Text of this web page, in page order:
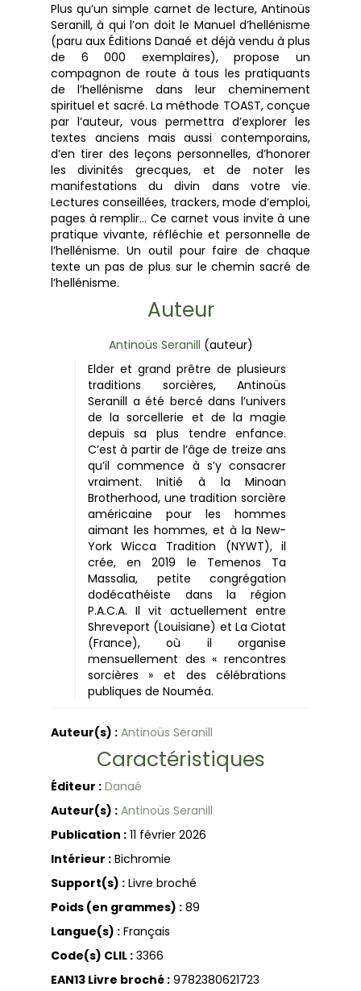
Plus qu’un simple carnet de lecture, Antinoüs
Seranill, à qui l’on doit le Manuel d’hellénisme
(paru aux Éditions Danaé et déjà vendu à plus
de 6 000 exemplaires), propose un
compagnon de route à tous les pratiquants
de l’hellénisme dans leur cheminement
spirituel et sacré. La méthode TOAST, conçue
par l’auteur, vous permettra d’explorer les
textes anciens mais aussi contemporains,
d’en tirer des leçons personnelles, d’honorer
les divinités grecques, et de noter les
manifestations du divin dans votre vie.
Lectures conseillées, trackers, mode d’emploi,
pages à remplir… Ce carnet vous invite à une
pratique vivante, réfléchie et personnelle de
l’hellénisme. Un outil pour faire de chaque
texte un pas de plus sur le chemin sacré de
l’hellénisme.
Auteur
Antinoüs Seranill (auteur)
Elder et grand prêtre de plusieurs
traditions sorcières, Antinoüs
Seranill a été bercé dans l’univers
de la sorcellerie et de la magie
depuis sa plus tendre enfance.
C’est à partir de l’âge de treize ans
qu’il commence à s’y consacrer
vraiment. Initié à la Minoan
Brotherhood, une tradition sorcière
américaine pour les hommes
aimant les hommes, et à la New-
York Wicca Tradition (NYWT), il
crée, en 2019 le Temenos Ta
Massalia, petite congrégation
dodécathéiste dans la région
P.A.C.A. Il vit actuellement entre
Shreveport (Louisiane) et La Ciotat
(France), où il organise
mensuellement des « rencontres
sorcières » et des célébrations
publiques de Nouméa.
Auteur(s) : Antinoüs Seranill
Caractéristiques
Éditeur : Danaé
Auteur(s) : Antinoüs Seranill
Publication :11 février 2026
Intérieur :Bichromie
Support(s) :Livre broché
Poids (en grammes) :89
Langue(s) :Français
Code(s) CLIL :3366
EAN13 Livre broché :9782380621723